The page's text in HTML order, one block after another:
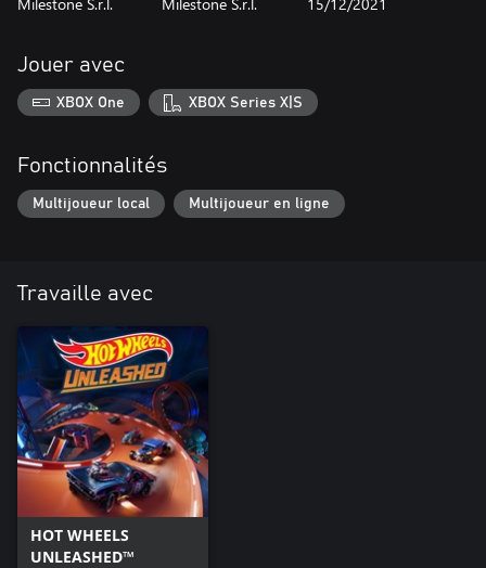
Jouer avec
XBOX One XBOX Series X|S
Fonctionnalités
Multijoueur local Multijoueur en ligne
Travaille avec
HOT WHEELS
UNLEASHED™